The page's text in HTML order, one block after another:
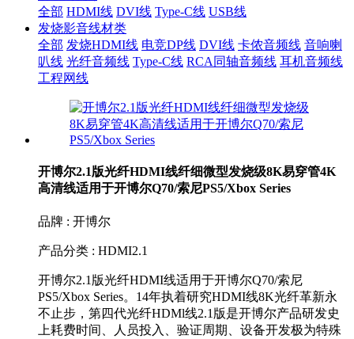
全部 HDMI线 DVI线 Type-C线 USB线
发烧影音线材类
全部 发烧HDMI线 电竞DP线 DVI线 卡侬音频线 音响喇
叭线 光纤音频线 Type-C线 RCA同轴音频线 耳机音频线
工程网线
开博尔2.1版光纤HDMI线纤细微型发烧级8K易穿管4K
高清线适用于开博尔Q70/索尼PS5/Xbox Series
品牌 : 开博尔
产品分类 : HDMI2.1
开博尔2.1版光纤HDMI线适用于开博尔Q70/索尼
PS5/Xbox Series。14年执着研究HDMI线8K光纤革新永
不止步，第四代光纤HDMl线2.1版是开博尔产品研发史
上耗费时间、人员投入、验证周期、设备开发极为特殊